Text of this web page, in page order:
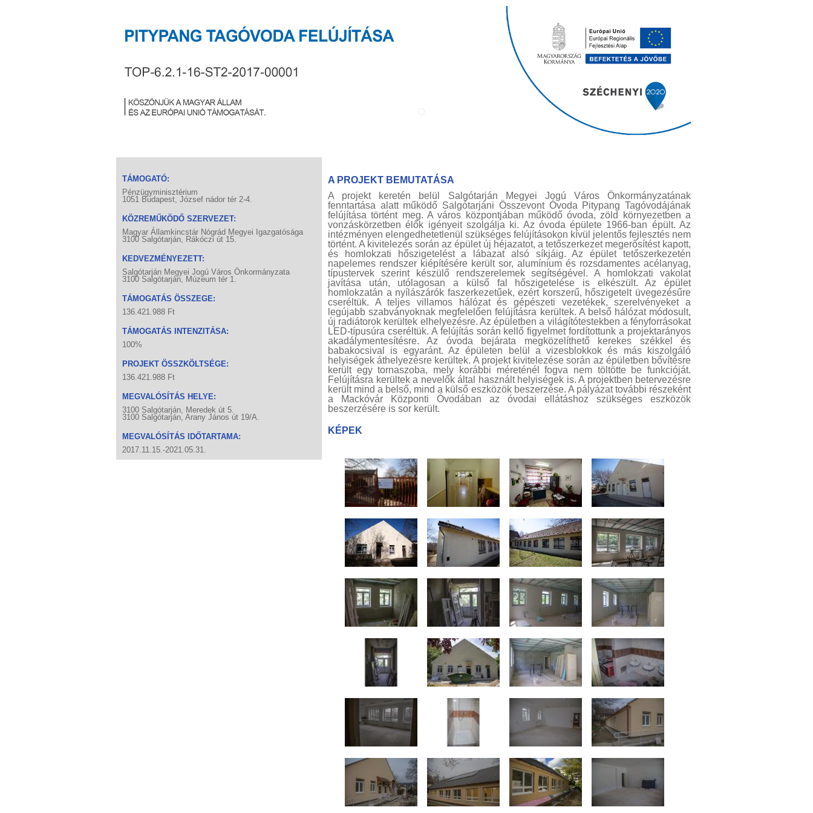
TÁMOGATÓ:
Pénzügyminisztérium
1051 Budapest, József nádor tér 2-4.
KÖZREMŰKÖDŐ SZERVEZET:
Magyar Államkincstár Nógrád Megyei Igazgatósága
3100 Salgótarján, Rákóczi út 15.
KEDVEZMÉNYEZETT:
Salgótarján Megyei Jogú Város Önkormányzata
3100 Salgótarján, Múzeum tér 1.
TÁMOGATÁS ÖSSZEGE:
136.421.988 Ft
TÁMOGATÁS INTENZITÁSA:
100%
PROJEKT ÖSSZKÖLTSÉGE:
136.421.988 Ft
MEGVALÓSÍTÁS HELYE:
3100 Salgótarján, Meredek út 5.
3100 Salgótarján, Arany János út 19/A.
MEGVALÓSÍTÁS IDŐTARTAMA:
2017.11.15.-2021.05.31.
A PROJEKT BEMUTATÁSA
A projekt keretén belül Salgótarján Megyei Jogú Város Önkormányzatának
fenntartása alatt működő Salgótarjáni Összevont Óvoda Pitypang Tagóvodájának
felújítása történt meg. A város központjában működő óvoda, zöld környezetben a
vonzáskörzetben élők igényeit szolgálja ki. Az óvoda épülete 1966-ban épült. Az
intézményen elengedhetetlenül szükséges felújításokon kívül jelentős fejlesztés nem
történt. A kivitelezés során az épület új héjazatot, a tetőszerkezet megerősítést kapott,
és homlokzati hőszigetelést a lábazat alsó síkjáig. Az épület tetőszerkezetén
napelemes rendszer kiépítésére került sor, alumínium és rozsdamentes acélanyag,
típustervek szerint készülő rendszerelemek segítségével. A homlokzati vakolat
javítása után, utólagosan a külső fal hőszigetelése is elkészült. Az épület
homlokzatán a nyílászárók faszerkezetűek, ezért korszerű, hőszigetelt üvegezésűre
cseréltük. A teljes villamos hálózat és gépészeti vezetékek, szerelvényeket a
legújabb szabványoknak megfelelően felújításra kerültek. A belső hálózat módosult,
új radiátorok kerültek elhelyezésre. Az épületben a világítótestekben a fényforrásokat
LED-típusúra cseréltük. A felújítás során kellő figyelmet fordítottunk a projektarányos
akadálymentesítésre. Az óvoda bejárata megközelíthető kerekes székkel és
babakocsival is egyaránt. Az épületen belül a vizesblokkok és más kiszolgáló
helyiségek áthelyezésre kerültek. A projekt kivitelezése során az épületben bővítésre
került egy tornaszoba, mely korábbi méreténél fogva nem töltötte be funkcióját.
Felújításra kerültek a nevelők által használt helyiségek is. A projektben betervezésre
került mind a belső, mind a külső eszközök beszerzése. A pályázat további részeként
a Mackóvár Központi Óvodában az óvodai ellátáshoz szükséges eszközök
beszerzésére is sor került.
KÉPEK